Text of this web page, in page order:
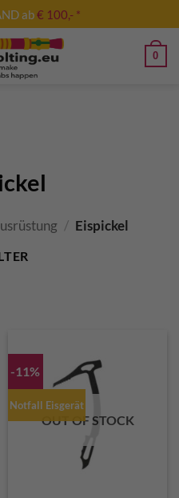
ab€ 100,- *
0
/ Eispickel
-11%
Notfall Eisgerät
OUT OF STOCK